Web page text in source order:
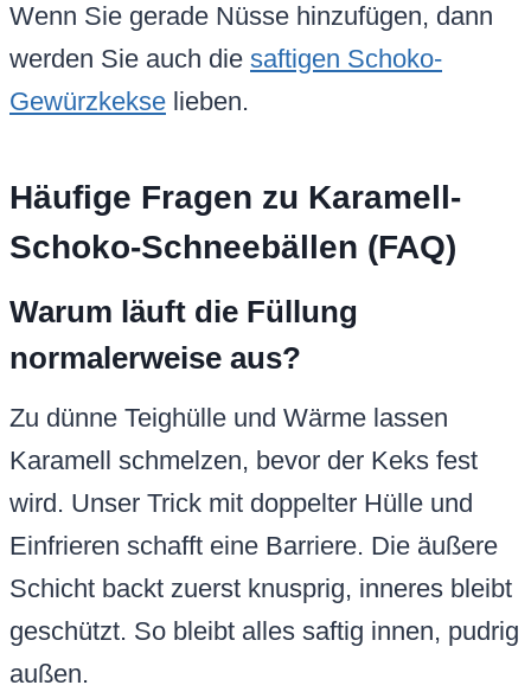
Wenn Sie gerade Nüsse hinzufügen, dann
werden Sie auch die saftigen Schoko-
Gewürzkekse lieben.
Häufige Fragen zu Karamell-
Schoko-Schneebällen (FAQ)
Warum läuft die Füllung
normalerweise aus?
Zu dünne Teighülle und Wärme lassen
Karamell schmelzen, bevor der Keks fest
wird. Unser Trick mit doppelter Hülle und
Einfrieren schafft eine Barriere. Die äußere
Schicht backt zuerst knusprig, inneres bleibt
geschützt. So bleibt alles saftig innen, pudrig
außen.